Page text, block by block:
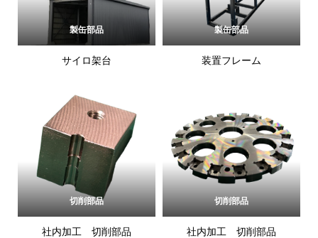
製缶部品
サイロ架台
製缶部品
装置フレーム
切削部品
社内加工 切削部品
切削部品
社内加工 切削部品